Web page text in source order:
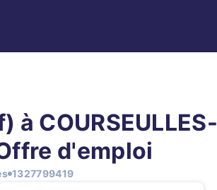
COURSEULLES-
d'emploi
1327799419